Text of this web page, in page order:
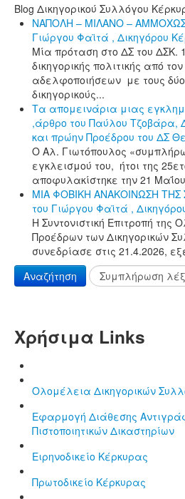
Blog Δικηγορικού Συλλόγου
ΝΑΠΟΛΗ – ΜΙΛΑΝΟ –
Γιώργου Φαϊτά , Δικηγόρου
Μία πρόταση στο ΔΣ του ΔΣΚ.
δικηγορικής πολιτικής από
αδελφοποιήσεων με τους δύο
δικηγορικούς...
Τα απομεινάρια μιας
,άρθρο του Παύλου Τζοβάρα,
και πρώην Προέδρου του ΔΣ
Ο Αλ. Γιωτόπουλος
εγκλεισμού του, ήτοι της
αποφυλακίστηκε την 21
ΜΙΑ ΦΟΒΙΚΗ ΑΝΑΚΟΙΝΩΣΗ ΤΗΣ
του Γιώργου Φαϊτά ,
Η Συντονιστική Επιτροπή της
Προέδρων των Δικηγορικών
συνεδρίασε στις 21.4.2026,
Αναζήτηση
Χρήσιμα Links
Ολομέλεια Δικηγορικών
Εφαρμογή Διάθεσης
Πιστοποιητικών Δικαστηρίων
Ειρηνοδικείο Κέρκυρας
Πρωτοδικείο Κέρκυρας